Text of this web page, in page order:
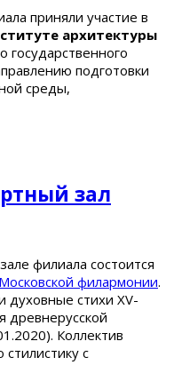
приняли участие в
архитектуры
государственного
подготовки
среды,
зал
филиала состоится
Московской филармонии.
духовные стихи XV-
древнерусской
Коллектив
с